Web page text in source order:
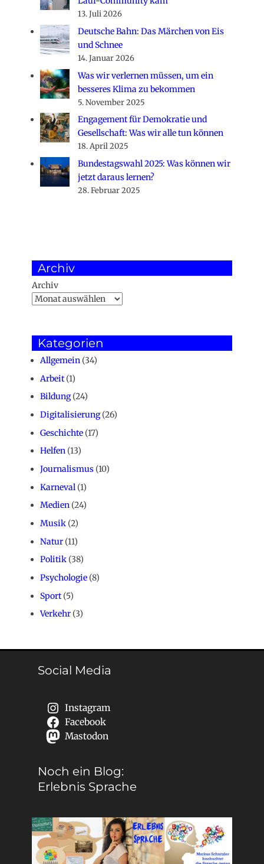
13. Juli 2026
Deutsche Bahn: Das Märchen von Eis
und Schnee
14. Januar 2026
Was wir verlernen müssen, um ein
besseres Klima zu bekommen
5. November 2025
Engagement für Demokratie und
Gesellschaft: Was wir alle tun können
18. April 2025
Bundestagswahl 2025: Was können wir
jetzt daraus lernen?
28. Februar 2025
Archiv
Archiv
Kategorien
Allgemein (34)
Arbeit (1)
Bildung(24)
Digitalisierung(26)
Geschichte (17)
Helfen (13)
Journalismus (10)
Karneval (1)
Medien (24)
Musik (2)
Natur (11)
Politik (38)
Psychologie (8)
Sport(5)
Verkehr (3)
Social Media
Instagram
Facebook
Mastodon
Noch ein Blog:
Erlebnis Sprache